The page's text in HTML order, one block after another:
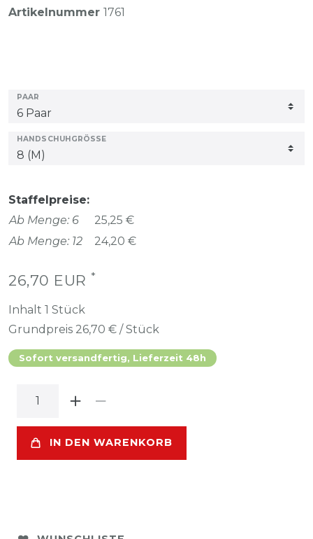
Artikelnummer 1761
PAAR
HANDSCHUHGRÖSSE
Staffelpreise:
Ab Menge: 6
25,25 €
Ab Menge: 12
24,20 €
26,70 EUR *
Inhalt 1 Stück
Grundpreis 26,70 € / Stück
Sofort versandfertig, Lieferzeit 48h
IN DEN WARENKORB